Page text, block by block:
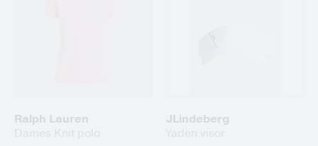
Ralph Lauren
JLindeberg